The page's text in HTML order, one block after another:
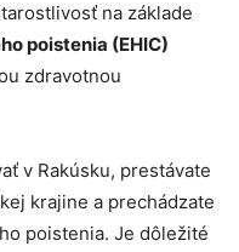
na základe
poistenia (EHIC)
zdravotnou
v Rakúsku, prestávate
krajine a prechádzate
poistenia. Je dôležité